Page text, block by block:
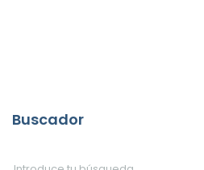
Buscador